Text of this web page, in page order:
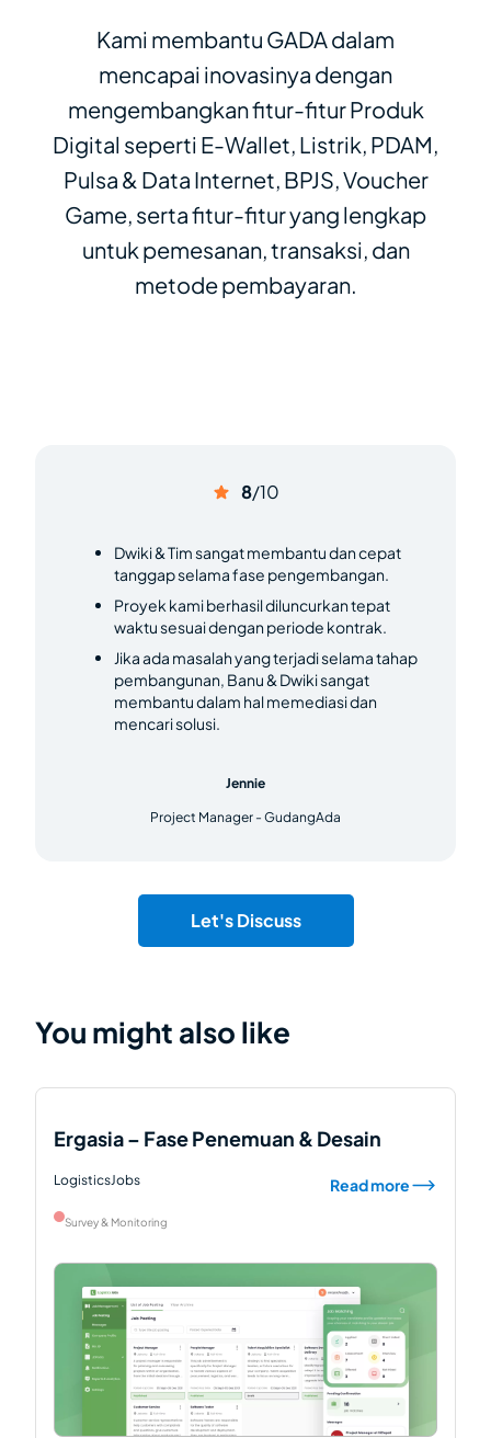
Kami membantu GADA dalam
mencapai inovasinya dengan
mengembangkan fitur-fitur Produk
Digital seperti E-Wallet, Listrik, PDAM,
Pulsa & Data Internet, BPJS, Voucher
Game, serta fitur-fitur yang lengkap
untuk pemesanan, transaksi, dan
metode pembayaran.
8/10
Dwiki & Tim sangat membantu dan cepat
tanggap selama fase pengembangan.
Proyek kami berhasil diluncurkan tepat
waktu sesuai dengan periode kontrak.
Jika ada masalah yang terjadi selama tahap
pembangunan, Banu & Dwiki sangat
membantu dalam hal memediasi dan
mencari solusi.
Jennie
Project Manager - GudangAda
Let's Discuss
You might also like
Ergasia – Fase Penemuan & Desain
LogisticsJobs
Survey & Monitoring
Read more